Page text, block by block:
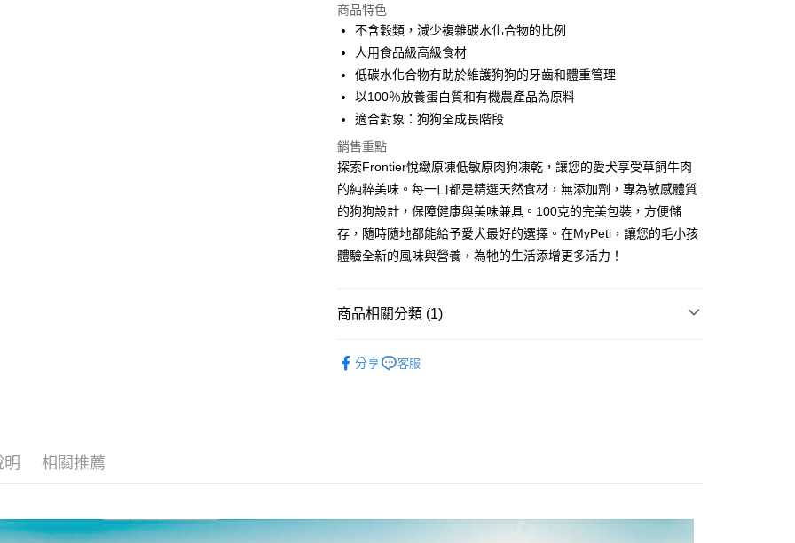
上海商業儲蓄銀行
國泰世華商業銀行
兆豐國際商業銀行
臺灣中小企業銀行
聯邦商業銀行
遠東國際商業銀行
元大商業銀行
永豐商業銀行
玉山商業銀行
台新國際商業銀行
台灣樂天信用卡公司
華南商業銀行
上海商業儲蓄銀行
台北富邦商業銀行
國泰世華商業銀行
臺灣中小企業銀行
台中商業銀行
匯豐（台灣）商業銀行
華泰商業銀行
元大商業銀行
玉山商業銀行
台新國際商業銀行
中國信託商業銀行
台灣樂天信用卡公司
合作金庫商業銀行
第一商業銀行
華南商業銀行
彰化商業銀行
上海商業儲蓄銀行
國泰世華商業銀行
兆豐國際商業銀行
臺灣中小企業銀行
台中商業銀行
匯豐（台灣）商業銀行
元大商業銀行
玉山商業銀行
星展（台灣）商業銀行
台新國際商業銀行
中國信託商業銀行
台灣樂天信用卡公司
24 期 0 利率 每期
合作金庫商業銀行
華南商業銀行
彰化商業銀行
上海商業儲蓄銀行
台北富邦商業銀行
兆豐國際商業銀行
臺灣中小企業銀行
台中商業銀行
華泰商業銀行
遠東國際商業銀行
元大商業銀行
星展（台灣）商業銀行
台新國際商業銀行
中國信託商業銀行
台灣樂天信用卡公司
超商取貨付款
LINE Pay
Apple Pay
貨到付款
運送方式
全家取貨付款
每筆NT$70，滿NT$1,200(含以上)免運費
每筆NT$70，滿NT$1,200(含以上)免運費
7-11取貨付款
商品特色
不含穀類，減少複雜碳水化合物的比例
人用食品級高級食材
低碳水化合物有助於維護狗狗的牙齒和體重管理
以100％放養蛋白質和有機農產品為原料
適合對象：狗狗全成長階段
銷售重點
探索Frontier悅緻原凍低敏原肉狗凍乾，讓您的愛犬享受草飼牛肉
的純粹美味。每一口都是精選天然食材，無添加劑，專為敏感體質
的狗狗設計，保障健康與美味兼具。100克的完美包裝，方便儲
存，隨時隨地都能給予愛犬最好的選擇。在MyPeti，讓您的毛小孩
體驗全新的風味與營養，為牠的生活添增更多活力！
商品相關分類 (1)
分享
客服
明 相關推薦